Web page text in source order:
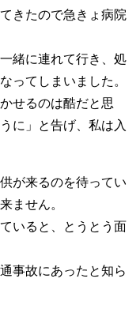
きたので急きょ病院
緒に連れて行き、処
ってしまいました。
せるのは酷だと思
に」と告げ、私は入
が来るのを待ってい
ません。
いると、とうとう面
事故にあったと知ら